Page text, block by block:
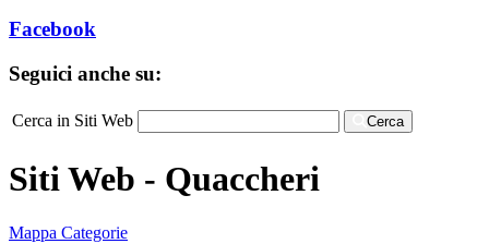
Facebook
Seguici anche su:
Cerca in Siti Web Cerca
Siti Web - Quaccheri
Mappa Categorie